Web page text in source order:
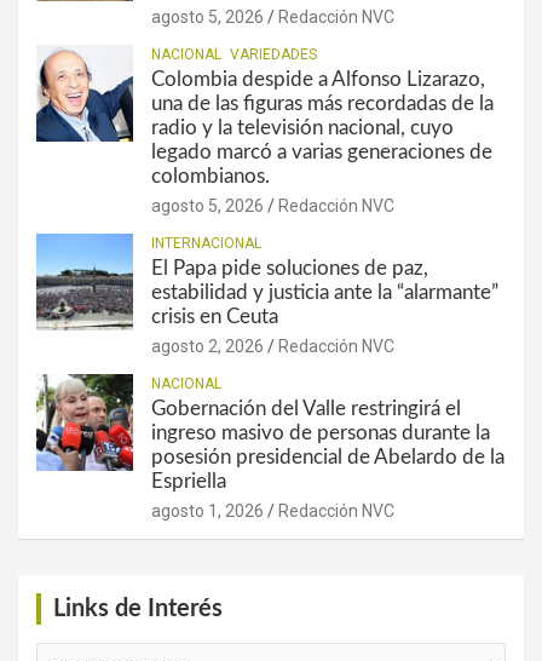
agosto 5, 2026 Redacción NVC
NACIONAL VARIEDADES
Colombia despide a Alfonso Lizarazo,
una de las figuras más recordadas de la
radio y la televisión nacional, cuyo
legado marcó a varias generaciones de
colombianos.
agosto 5, 2026 Redacción NVC
INTERNACIONAL
El Papa pide soluciones de paz,
estabilidad y justicia ante la “alarmante”
crisis en Ceuta
agosto 2, 2026 Redacción NVC
NACIONAL
Gobernación del Valle restringirá el
ingreso masivo de personas durante la
posesión presidencial de Abelardo de la
Espriella
agosto 1, 2026 Redacción NVC
Links de Interés